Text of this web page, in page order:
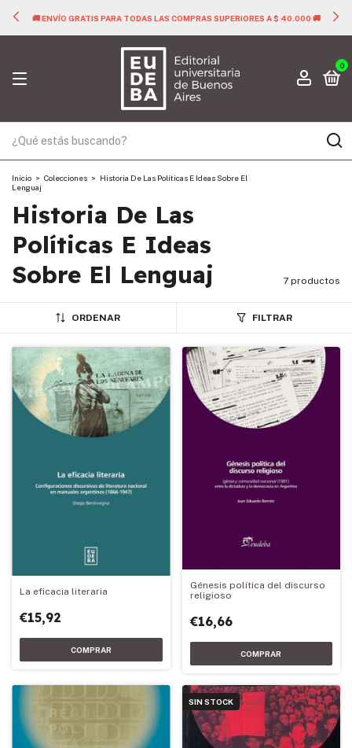
🚚 ENVÍO GRATIS PARA TODAS LAS COMPRAS SUPERIORES A $ 40.000 🚚
0
Inicio > Colecciones > Historia De Las Políticas E Ideas Sobre El
Lenguaj
Historia De Las
Políticas E Ideas
Sobre El Lenguaj
7 productos
ORDENAR FILTRAR
La eficacia literaria
€15,92
Génesis política del discurso
religioso
€16,66
SIN STOCK